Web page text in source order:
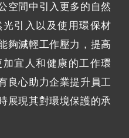
空間中引入更多的自然
引入以及使用環保材
夠減輕工作壓力，提高
宜人和健康的工作環
良心助力企業提升員工
展現其對環境保護的承